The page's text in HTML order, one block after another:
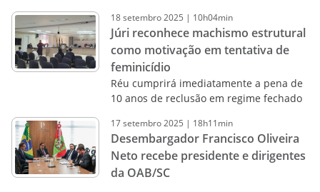
18setembro2025 | 10h04min
Júri reconhece machismo estrutural
como motivação em tentativa de
feminicídio
Réu cumprirá imediatamente a pena de
10 anos de reclusão em regime fechado
17setembro2025 | 18h11min
Desembargador Francisco Oliveira
Neto recebe presidente e dirigentes
da OAB/SC